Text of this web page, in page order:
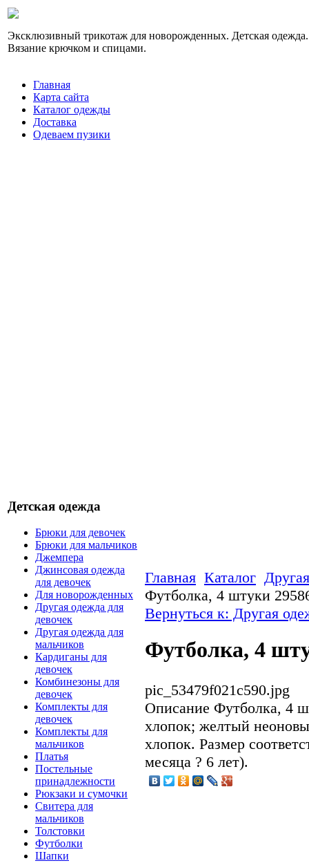
Эксклюзивный трикотаж для новорожденных. Детская одежда.
Вязание крючком и спицами.
Главная
Карта сайта
Каталог одежды
Доставка
Одеваем пузики
Детская одежда
Брюки для девочек
Брюки для мальчиков
Джемпера
Джинсовая одежда
для девочек
Для новорожденных
Другая одежда для
девочек
Другая одежда для
мальчиков
Кардиганы для
девочек
Комбинезоны для
девочек
Комплекты для
девочек
Комплекты для
мальчиков
Платья
Постельные
принадлежности
Рюкзаки и сумочки
Свитера для
мальчиков
Толстовки
Футболки
Шапки
Главная Каталог
Футболка, 4 штуки
Вернуться к: Другая
Футболка, 4
pic_53479f021c590.jpg
Описание Футболка, 4
хлопок; желтый
хлопок. Размер
месяца ? 6 лет).